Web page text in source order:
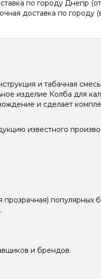
по городу Днепр
доставка по городу
и табачная
изделие Колба для
и сделает
известного
популярных
и брендов.